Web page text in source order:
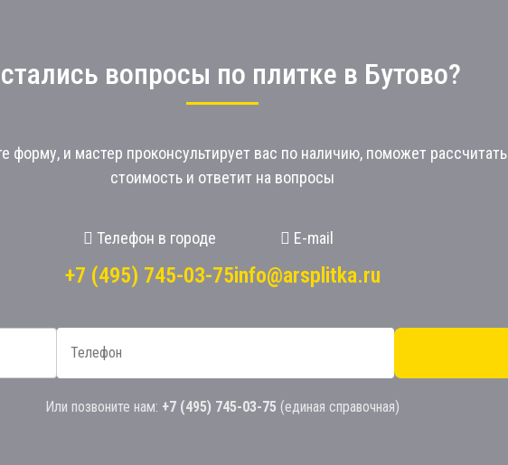
вопросы по плитке в Бутово?
форму, и мастер проконсультирует вас по наличию, поможет рассчитать
стоимость и ответит на вопросы
Телефон в городе
+7 (495) 745-03-75
E-mail
info@arsplitka.ru
Или позвоните нам: +7 (495) 745-03-75 (единая справочная)